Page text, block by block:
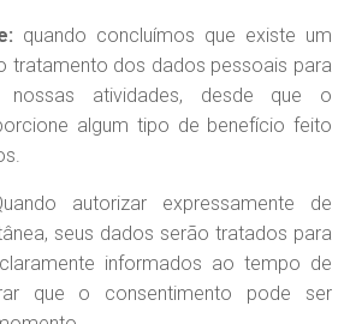
quando concluímos que existe um
tratamento dos dados pessoais para
atividades, desde que o
algum tipo de benefício feito
autorizar expressamente de
seus dados serão tratados para
informados ao tempo de
que o consentimento pode ser